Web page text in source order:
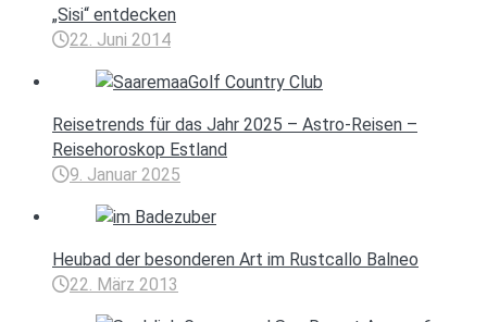
„Sisi“ entdecken
22. Juni 2014
Reisetrends für das Jahr 2025 – Astro-Reisen –
Reisehoroskop Estland
9. Januar 2025
Heubad der besonderen Art im Rustcallo Balneo
22. März 2013